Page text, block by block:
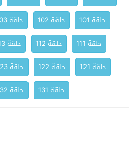
حلقة 101
حلقة 102 حلقة 103
حلقة 111
حلقة 112 حلقة 113
حلقة 121
حلقة 122 حلقة 123
حلقة 131
حلقة 132